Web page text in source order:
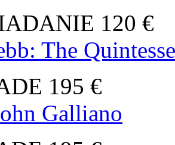
120 €
The
195 €
Galliano